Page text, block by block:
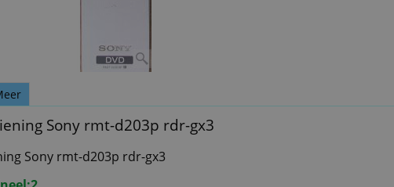
Sony rmt-d203p rdr-gx3
Sony rmt-d203p rdr-gx3